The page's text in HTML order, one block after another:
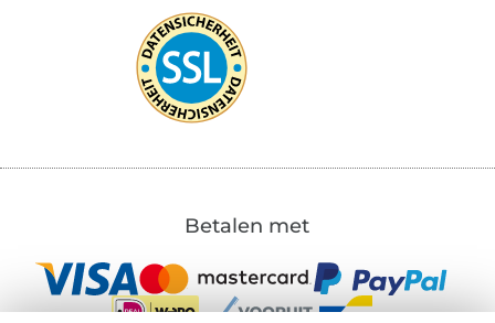
Betalen met